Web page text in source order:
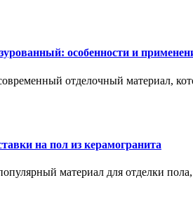
особенности и
отделочный материал,
на пол из керамогранита
материал для отделки